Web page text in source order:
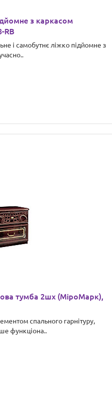
з каркасом
RB
і самобутнє ліжко підйомне з
тумба 2шх (МіроМарк),
спального гарнітуру,
функціона..